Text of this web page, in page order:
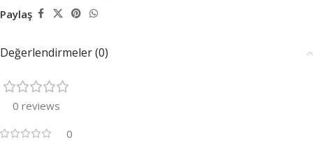
Paylaş
Değerlendirmeler (0)
0 reviews
0